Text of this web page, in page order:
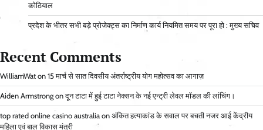
कोठियाल
प्रदेश के भीतर सभी बड़े प्रोजेक्ट्स का निर्माण कार्य नियमित समय पर पूरा हो : मुख्य सचिव
Recent Comments
WilliamWat on 15 मार्च से सात दिवसीय अंतर्राष्ट्रीय योग महोत्सव का आगाज़
Aiden Armstrong onदून टाटा में हुई टाटा नेक्सन के नई एन्ट्री लेवल मॉडल की लांचिंग।
top rated online casino australia on अंकित हत्याकांड के सवाल पर बचती नजर आई केंद्रीय
महिला एवं बाल विकास मंत्री